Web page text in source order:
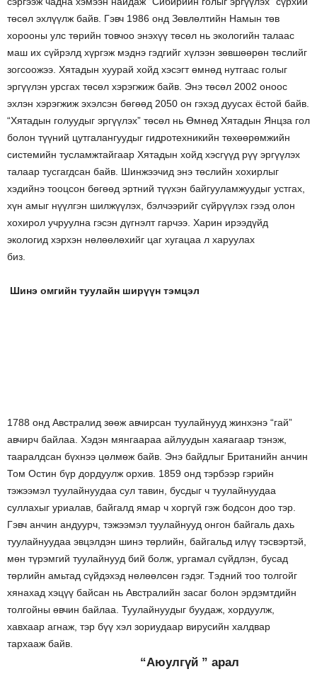
төсөл эхлүүлж байв. Гэвч 1986 онд Зөвлөлтийн Намын төв
хорооны улс төрийн товчоо энэхүү төсөл нь экологийн талаас
маш их сүйрэлд хүргэж мэднэ гэдгийг хүлээн зөвшөөрөн төслийг
зогсоожээ. Хятадын хуурай хойд хэсэгт өмнөд нутгаас голыг
эргүүлэн урсгах төсөл хэрэгжиж байв. Энэ төсөл 2002 оноос
эхлэн хэрэгжиж эхэлсэн бөгөөд 2050 он гэхэд дуусах ёстой байв.
“Хятадын голуудыг эргүүлэх” төсөл нь Өмнөд Хятадын Янцза гол
болон түүний цутгалангуудыг гидротехникийн төхөөрөмжийн
системийн тусламжтайгаар Хятадын хойд хэсгүүд рүү эргүүлэх
талаар тусгагдсан байв. Шинжээчид энэ төслийн хохирлыг
хэдийнэ тооцсон бөгөөд эртний түүхэн байгууламжуудыг устгах,
хүн амыг нүүлгэн шилжүүлэх, бэлчээрийг сүйрүүлэх гээд олон
хохирол учруулна гэсэн дүгнэлт гарчээ. Харин ирээдүйд
экологид хэрхэн нөлөөлөхийг цаг хугацаа л харуулах
биз.
Шинэ омгийн туулайн ширүүн тэмцэл
1788 онд Австралид зөөж авчирсан туулайнууд жинхэнэ “гай”
авчирч байлаа. Хэдэн мянгаараа айлуудын хаяагаар тэнэж,
тааралдсан бүхнээ цөлмөж байв. Энэ байдлыг Британийн анчин
Том Остин бүр дордуулж орхив. 1859 онд тэрбээр гэрийн
тэжээмэл туулайнуудаа сул тавин, бусдыг ч туулайнуудаа
суллахыг уриалав, байгалд ямар ч хоргүй гэж бодсон доо тэр.
Гэвч анчин андуурч, тэжээмэл туулайнууд онгон байгаль дахь
туулайнуудаа эвцэлдэн шинэ төрлийн, байгальд илүү тэсвэртэй,
мөн түрэмгий туулайнууд бий болж, ургамал сүйдлэн, бусад
төрлийн амьтад сүйдэхэд нөлөөлсөн гэдэг. Тэдний тоо толгойг
хянахад хэцүү байсан нь Австралийн засаг болон эрдэмтдийн
толгойны өвчин байлаа. Туулайнуудыг буудаж, хордуулж,
хавхаар агнаж, тэр бүү хэл зориудаар вирусийн халдвар
тархааж байв.
“Аюулгүй ” арал